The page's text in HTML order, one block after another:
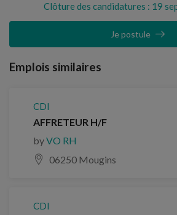
Clôture des candidatures : 19
Je postule
Emplois similaires
CDI
AFFRETEUR H/F
byVO RH
06250 Mougins
CDI